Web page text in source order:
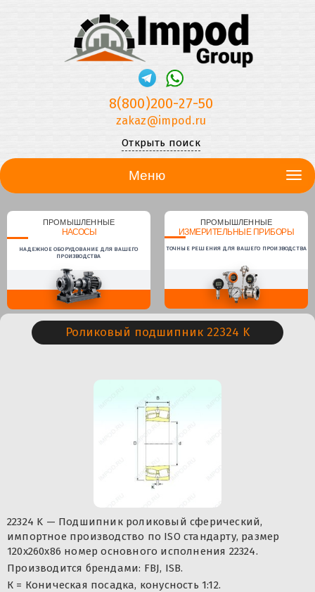
8(800)200-27-50
zakaz@impod.ru
Открыть поиск
Меню
ПРОМЫШЛЕННЫЕ
НАСОСЫ
НАДЕЖНОЕ ОБОРУДОВАНИЕ ДЛЯ ВАШЕГО
ПРОИЗВОДСТВА
ПРОМЫШЛЕННЫЕ
ИЗМЕРИТЕЛЬНЫЕ ПРИБОРЫ
ТОЧНЫЕ РЕШЕНИЯ ДЛЯ ВАШЕГО ПРОИЗВОДСТВА
Роликовый подшипник 22324 K
22324 K — Подшипник роликовый сферический,
импортное производство по ISO стандарту, размер
120x260x86 номер основного исполнения 22324.
Производится брендами: FBJ, ISB.
К = Коническая посадка, конусность 1:12.